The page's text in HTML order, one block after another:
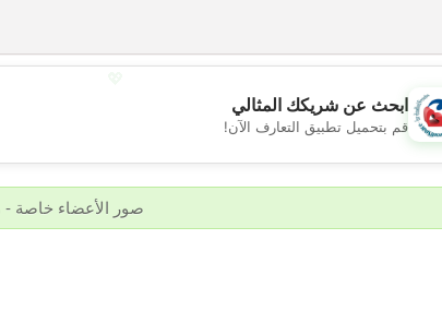
💕
ابحث عن شريكك المثالي
قم بتحميل تطبيق التعارف الآن!
صور الأعضاء خاصة -